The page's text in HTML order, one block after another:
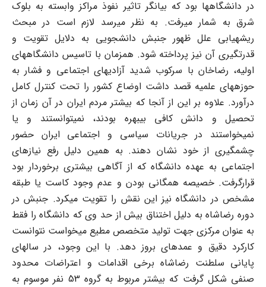
در دانشگاه‏ها بود که بیانگر تاثیر نفوذ مراکز وابسته به بلوک
شرق به شمار می‏رفت. به نظر می‏رسد لازم است در مبحث
ریشه‏یابی علل ظهور جنبش دانشجویی به دلایل تقویت و
قدرت‏گیری آن نیز پرداخته شود. همزمان با تاسیس دانشگاه‏های
اولیه، رضاخان با سرکوب شدید آزادیهای اجتماعی و فشار به
حوزه‎‏های علمیه قصد داشت اوضاع کشور را تحت کنترل کامل
درآورد. علاوه بر این از آنجا که بیشتر مردم ایران در آن زمان از
تحصیل و دانش کافی بی‎بهره بودند، نمی‏توانستند و یا
نمی‏خواستند در جریانات سیاسی و اجتماعی ایران حضور
چشمگیری از خود نشان دهند. به همین دلیل رفع نیازهای
اجتماعی به عهده دانشگاه که از آگاهی بیشتری برخوردار بود
قرارگرفت. خصیصه همگانی بودن و عدم وجود کاست یا طبقه
مشخص در دانشگاه نیز این نقش را تقویت می‏کرد. جنبش در
دوره رضاشاه به دلیل اختناق بیش از حد وی که دانشگاه را فقط
به عنوان مرکزی جهت تولید متخصص مطیع می‏خواست نتوانست
کارکرد دقیق و عمده‏ای بروز دهد. با این وجود، در سالهای
پایانی سلطنت رضاشاه برخی اقدامات و اعتراضات محدود
صنفی شکل گرفت که بیشتر مربوط به گروه 53 نفر موسوم به